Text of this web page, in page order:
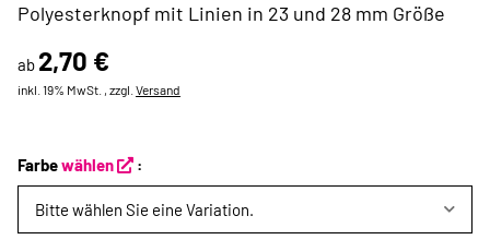
Polyesterknopf mit Linien in 23 und 28 mm Größe
ab 2,70 €
inkl. 19% MwSt. , zzgl. Versand
Farbewählen :
Bitte wählen Sie eine Variation.